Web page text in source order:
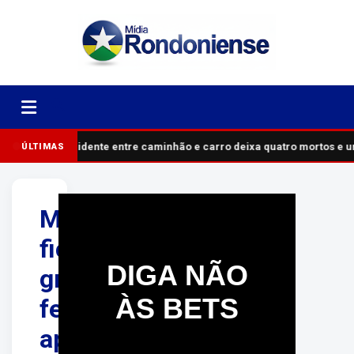
ÚLTIMASAcidente entre caminhão e carro deixa quatro mortos e
Motociclista
fica
gravemente
ferido
após
DIGA NÃO
ÀS BETS